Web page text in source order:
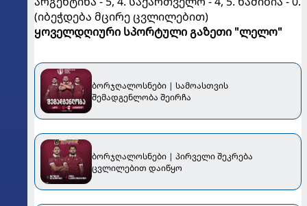
(იბეჭდება მცირე ცვლილებით)
ყოველდღიური სპორტული გაზეთი "ლელო"
ბორჯღალოსნები | სამოასთვის
შემადგენლობა შეირჩა
ბორჯღალოსნები | პირველი შეკრება
ცვლილებით დაიწყო